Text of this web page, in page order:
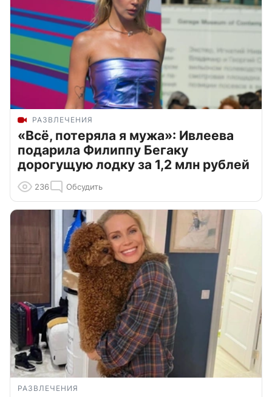
РАЗВЛЕЧЕНИЯ
«Всё, потеряла я мужа»: Ивлеева
подарила Филиппу Бегаку
дорогущую лодку за 1,2 млн рублей
236 Обсудить
РАЗВЛЕЧЕНИЯ